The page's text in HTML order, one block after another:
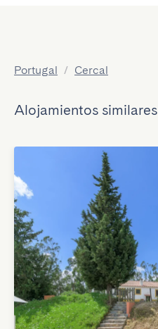
Portugal / Cercal
Alojamientos similares